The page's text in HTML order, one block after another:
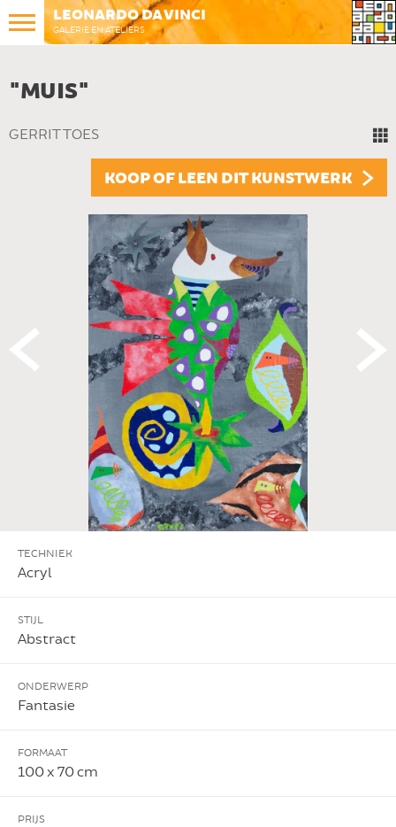
LEONARDO DA VINCI
GALERIE EN ATELIERS
"MUIS"
GERRIT TOES
KOOP OF LEEN DIT KUNSTWERK
TECHNIEK
Acryl
STIJL
Abstract
ONDERWERP
Fantasie
FORMAAT
100 x 70 cm
PRIJS